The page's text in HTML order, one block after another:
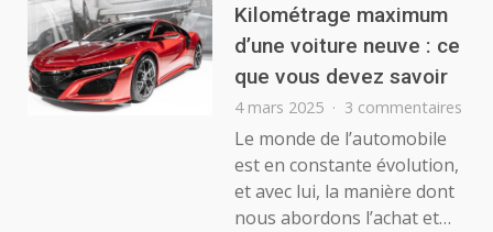
Kilométrage maximum
d’une voiture neuve : ce
que vous devez savoir
4 mars 2025 3 commentaires
Le monde de l’automobile
est en constante évolution,
et avec lui, la manière dont
nous abordons l’achat et…